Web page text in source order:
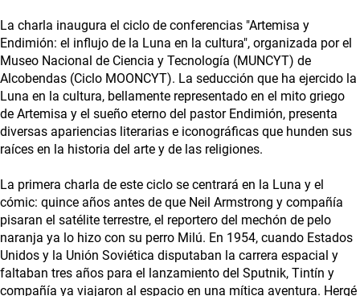
La charla inaugura el ciclo de conferencias "Artemisa y
Endimión: el influjo de la Luna en la cultura", organizada por el
Museo Nacional de Ciencia y Tecnología (MUNCYT) de
Alcobendas (Ciclo MOONCYT). La seducción que ha ejercido la
Luna en la cultura, bellamente representado en el mito griego
de Artemisa y el sueño eterno del pastor Endimión, presenta
diversas apariencias literarias e iconográficas que hunden sus
raíces en la historia del arte y de las religiones.
La primera charla de este ciclo se centrará en la Luna y el
cómic: quince años antes de que Neil Armstrong y compañía
pisaran el satélite terrestre, el reportero del mechón de pelo
naranja ya lo hizo con su perro Milú. En 1954, cuando Estados
Unidos y la Unión Soviética disputaban la carrera espacial y
faltaban tres años para el lanzamiento del Sputnik, Tintín y
compañía ya viajaron al espacio en una mítica aventura. Hergé